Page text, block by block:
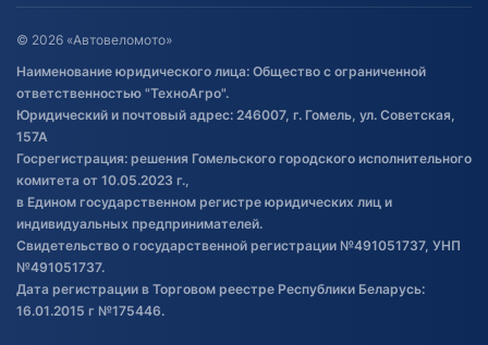
Оставить отзыв
Договор публичной оферты
Обработка файлов cookie
Постановка транспорта на учет
Обновления в ЭПТС 2024
© 2026 «Автовеломото»
Наименование юридического лица: Общество с ограниченной
ответственностью "ТехноАгро".
Юридический и почтовый адрес: 246007, г. Гомель, ул. Советская,
157А
Госрегистрация: решения Гомельского городского исполнительного
комитета от 10.05.2023 г.,
в Едином государственном регистре юридических лиц и
индивидуальных предпринимателей.
Свидетельство о государственной регистрации №491051737, УНП
№491051737.
Дата регистрации в Торговом реестре Республики Беларусь:
16.01.2015 г №175446.